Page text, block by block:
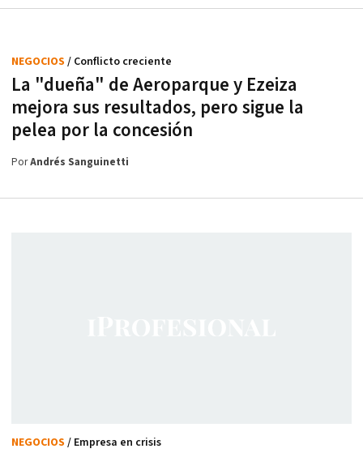
La "dueña" de Aeroparque y Ezeiza
mejora sus resultados, pero sigue la
pelea por la concesión
NEGOCIOS / Conflicto creciente
PorAndrés Sanguinetti
NEGOCIOS / Empresa en crisis